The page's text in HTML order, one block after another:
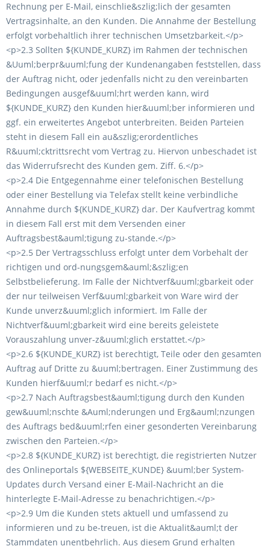
Rechnung per E-Mail, einschlie&szlig;lich der gesamten
Vertragsinhalte, an den Kunden. Die Annahme der Bestellung
erfolgt vorbehaltlich ihrer technischen Umsetzbarkeit.</p>
<p>2.3 Sollten ${KUNDE_KURZ} im Rahmen der technischen
&Uuml;berpr&uuml;fung der Kundenangaben feststellen, dass
der Auftrag nicht, oder jedenfalls nicht zu den vereinbarten
Bedingungen ausgef&uuml;hrt werden kann, wird
${KUNDE_KURZ} den Kunden hier&uuml;ber informieren und
ggf. ein erweitertes Angebot unterbreiten. Beiden Parteien
steht in diesem Fall ein au&szlig;erordentliches
R&uuml;cktrittsrecht vom Vertrag zu. Hiervon unbeschadet ist
das Widerrufsrecht des Kunden gem. Ziff. 6.</p>
<p>2.4 Die Entgegennahme einer telefonischen Bestellung
oder einer Bestellung via Telefax stellt keine verbindliche
Annahme durch ${KUNDE_KURZ} dar. Der Kaufvertrag kommt
in diesem Fall erst mit dem Versenden einer
Auftragsbest&auml;tigung zu-stande.</p>
<p>2.5 Der Vertragsschluss erfolgt unter dem Vorbehalt der
richtigen und ord-nungsgem&auml;&szlig;en
Selbstbelieferung. Im Falle der Nichtverf&uuml;gbarkeit oder
der nur teilweisen Verf&uuml;gbarkeit von Ware wird der
Kunde unverz&uuml;glich informiert. Im Falle der
Nichtverf&uuml;gbarkeit wird eine bereits geleistete
Vorauszahlung unver-z&uuml;glich erstattet.</p>
<p>2.6 ${KUNDE_KURZ} ist berechtigt, Teile oder den gesamten
Auftrag auf Dritte zu &uuml;bertragen. Einer Zustimmung des
Kunden hierf&uuml;r bedarf es nicht.</p>
<p>2.7 Nach Auftragsbest&auml;tigung durch den Kunden
gew&uuml;nschte &Auml;nderungen und Erg&auml;nzungen
des Auftrags bed&uuml;rfen einer gesonderten Vereinbarung
zwischen den Parteien.</p>
<p>2.8 ${KUNDE_KURZ} ist berechtigt, die registrierten Nutzer
des Onlineportals ${WEBSEITE_KUNDE} &uuml;ber System-
Updates durch Versand einer E-Mail-Nachricht an die
hinterlegte E-Mail-Adresse zu benachrichtigen.</p>
<p>2.9 Um die Kunden stets aktuell und umfassend zu
informieren und zu be-treuen, ist die Aktualit&auml;t der
Stammdaten unentbehrlich. Aus diesem Grund erhalten